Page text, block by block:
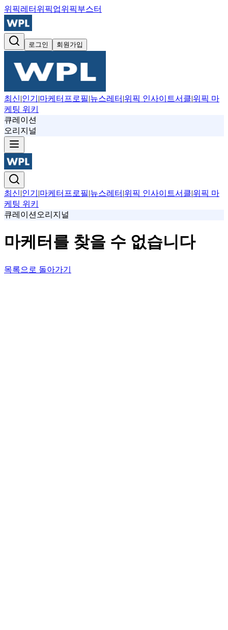
위픽레터 위픽업위픽부스터
로그인 회원가입
최신|인기 |마케터프로필|뉴스레터 |위픽 인사이트서클|위픽 마
케팅 위키
큐레이션
오리지널
최신|인기 |마케터프로필|뉴스레터 |위픽 인사이트서클|위픽 마
케팅 위키
큐레이션 오리지널
마케터를 찾을 수 없습니다
목록으로 돌아가기